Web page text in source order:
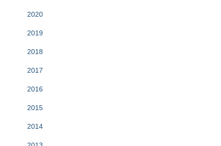
2020
2019
2018
2017
2016
2015
2014